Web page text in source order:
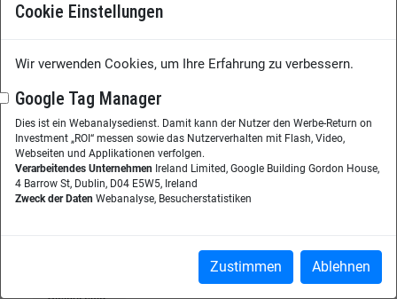
verfügen
Mengen an
doch häufig
ist es über
verschiedene
Systeme
verteilt, nur
schwer
auffindbar
Gleichzeitig
Cookie Einstellungen
Wir verwenden Cookies, um Ihre Erfahrung zu verbessern.
Google Tag Manager
Dies ist ein Webanalysedienst. Damit kann der Nutzer den Werbe-Return on
Investment „ROI“ messen sowie das Nutzerverhalten mit Flash, Video,
Webseiten und Applikationen verfolgen.
Verarbeitendes Unternehmen Ireland Limited, Google Building Gordon House,
4 Barrow St, Dublin, D04 E5W5, Ireland
Zweck der Daten Webanalyse, Besucherstatistiken
Zustimmen Ablehnen